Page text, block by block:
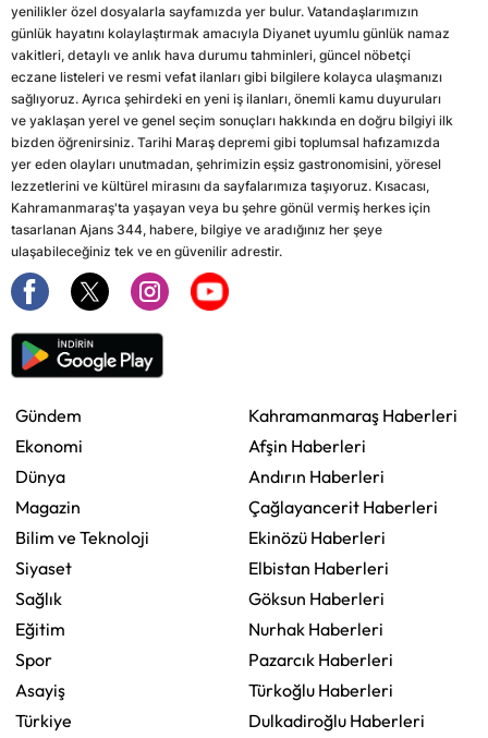
yenilikler özel dosyalarla sayfamızda yer bulur. Vatandaşlarımızın
günlük hayatını kolaylaştırmak amacıyla Diyanet uyumlu günlük namaz
vakitleri, detaylı ve anlık hava durumu tahminleri, güncel nöbetçi
eczane listeleri ve resmi vefat ilanları gibi bilgilere kolayca ulaşmanızı
sağlıyoruz. Ayrıca şehirdeki en yeni iş ilanları, önemli kamu duyuruları
ve yaklaşan yerel ve genel seçim sonuçları hakkında en doğru bilgiyi ilk
bizden öğrenirsiniz. Tarihi Maraş depremi gibi toplumsal hafızamızda
yer eden olayları unutmadan, şehrimizin eşsiz gastronomisini, yöresel
lezzetlerini ve kültürel mirasını da sayfalarımıza taşıyoruz. Kısacası,
Kahramanmaraş'ta yaşayan veya bu şehre gönül vermiş herkes için
tasarlanan Ajans 344, habere, bilgiye ve aradığınız her şeye
ulaşabileceğiniz tek ve en güvenilir adrestir.
Gündem
Ekonomi
Dünya
Magazin
Bilim ve Teknoloji
Siyaset
Sağlık
Eğitim
Spor
Asayiş
Türkiye
Kahramanmaraş Haberleri
Afşin Haberleri
Andırın Haberleri
Çağlayancerit Haberleri
Ekinözü Haberleri
Elbistan Haberleri
Göksun Haberleri
Nurhak Haberleri
Pazarcık Haberleri
Türkoğlu Haberleri
Dulkadiroğlu Haberleri